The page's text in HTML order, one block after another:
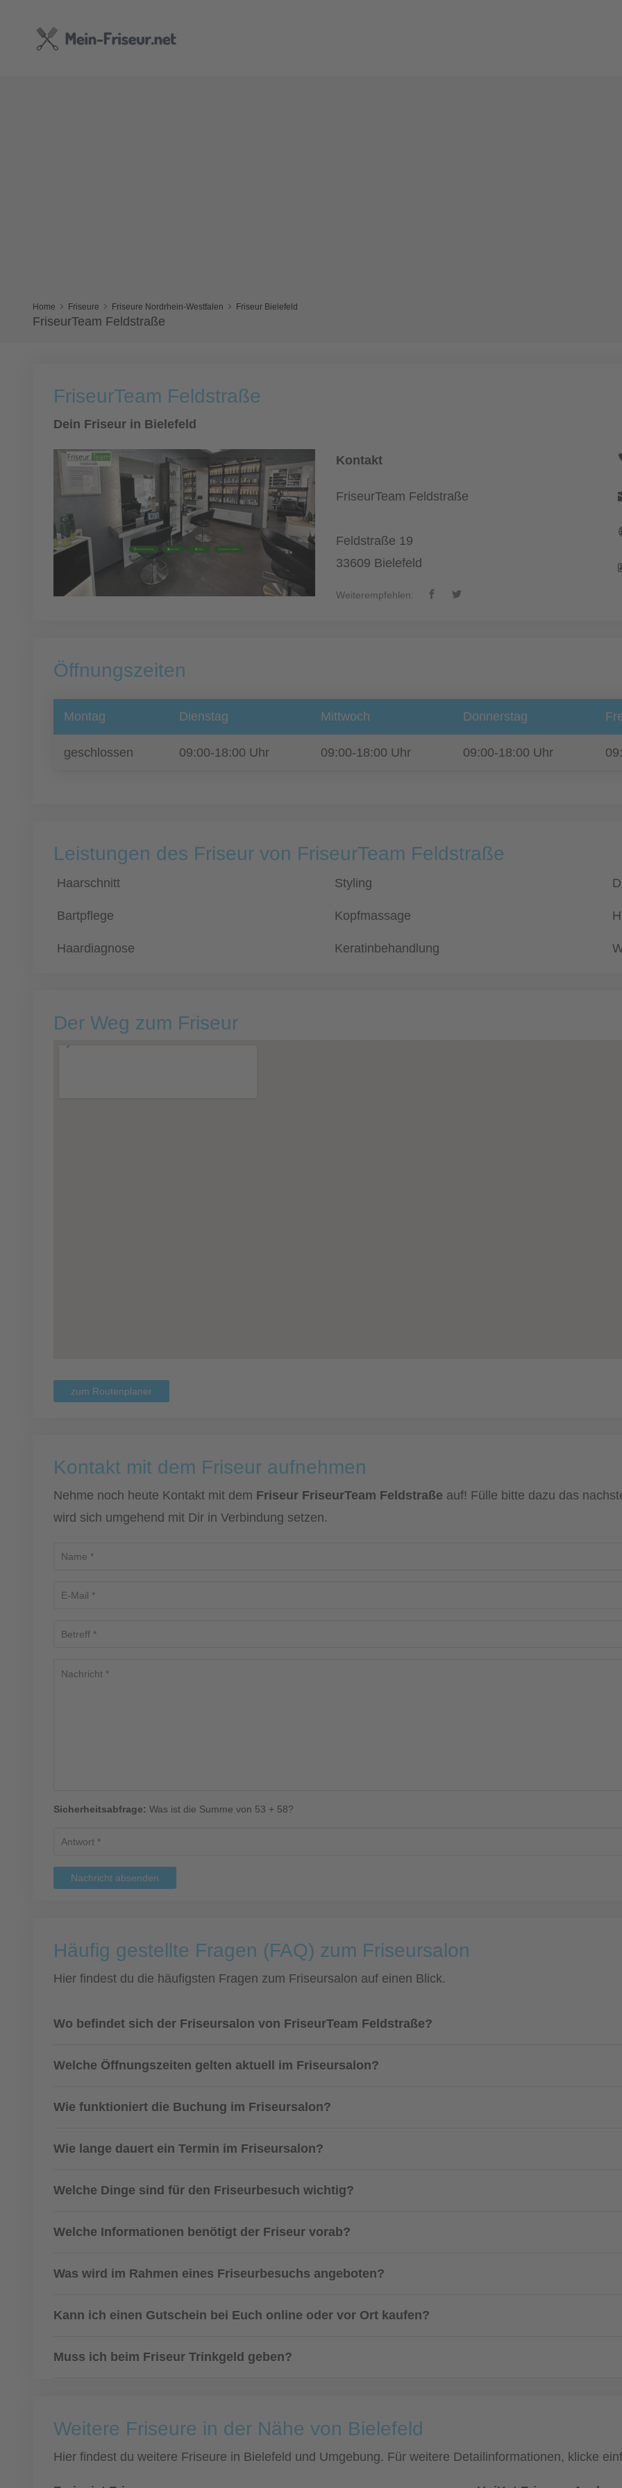
Home Friseure Friseure Nordrhein-Westfalen Friseur Bielefeld
FriseurTeam Feldstraße
FriseurTeam Feldstraße
Dein Friseur in Bielefeld
Kontakt
FriseurTeam Feldstraße
Feldstraße 19
33609 Bielefeld
Weiterempfehlen:
Öffnungszeiten
Montag Dienstag Mittwoch Donnerstag
geschlossen 09:00-18:00 Uhr 09:00-18:00 Uhr 09:00-18:00 Uhr
Leistungen des Friseur von FriseurTeam Feldstraße
Haarschnitt Styling
Bartpflege Kopfmassage
Haardiagnose Keratinbehandlung
Der Weg zum Friseur
zum Routenplaner
Kontakt mit dem Friseur aufnehmen
Nehme noch heute Kontakt mit dem Friseur FriseurTeam Feldstraße auf! Fülle bitte dazu das
wird sich umgehend mit Dir in Verbindung setzen.
Sicherheitsabfrage: Was ist die Summe von 53 + 58?
Nachricht absenden
Häufig gestellte Fragen (FAQ) zum Friseursalon
Hier findest du die häufigsten Fragen zum Friseursalon auf einen Blick.
Wo befindet sich der Friseursalon von FriseurTeam Feldstraße?
Welche Öffnungszeiten gelten aktuell im Friseursalon?
Wie funktioniert die Buchung im Friseursalon?
Wie lange dauert ein Termin im Friseursalon?
Welche Dinge sind für den Friseurbesuch wichtig?
Welche Informationen benötigt der Friseur vorab?
Was wird im Rahmen eines Friseurbesuchs angeboten?
Kann ich einen Gutschein bei Euch online oder vor Ort kaufen?
Muss ich beim Friseur Trinkgeld geben?
Weitere Friseure in der Nähe von Bielefeld
Hier findest du weitere Friseure in Bielefeld und Umgebung. Für weitere Detailinformationen, klicke